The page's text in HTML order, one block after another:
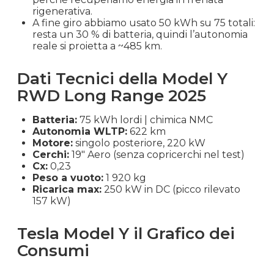
rigenerativa.
A fine giro abbiamo usato 50 kWh su 75 totali:
resta un 30 % di batteria, quindi l’autonomia
reale si proietta a ~485 km.
Dati Tecnici della Model Y
RWD Long Range 2025
Batteria: 75 kWh lordi | chimica NMC
Autonomia WLTP: 622 km
Motore: singolo posteriore, 220 kW
Cerchi: 19″ Aero (senza copricerchi nel test)
Cx: 0,23
Peso a vuoto: 1 920 kg
Ricarica max: 250 kW in DC (picco rilevato
157 kW)
Tesla Model Y il Grafico dei
Consumi